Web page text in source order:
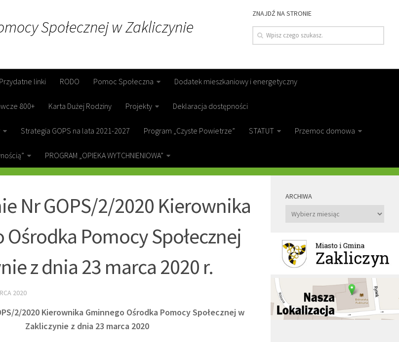
Społecznej w Zakliczynie
ZNAJDŹ NA STRONIE
Przydatne linki RODO Pomoc Społeczna Dodatek mieszkaniowy i energetyczny
800+ Karta Dużej Rodziny Projekty Deklaracja dostępności
Strategia GOPS na lata 2021-2027 Program „Czyste Powietrze” STATUT Przemoc domowa
PROGRAM „OPIEKA WYTCHNIENIOWA”
Nr GOPS/2/2020 Kierownika
Pomocy Społecznej
z dnia 23 marca 2020 r.
2020
2/2020 Kierownika Gminnego Ośrodka Pomocy Społecznej w
Zakliczynie z dnia 23 marca 2020
ARCHIWA
Archiwa